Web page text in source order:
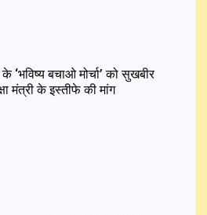
बचाओ मोर्चा’ को सुखबीर
मंत्री के इस्तीफे की मांग